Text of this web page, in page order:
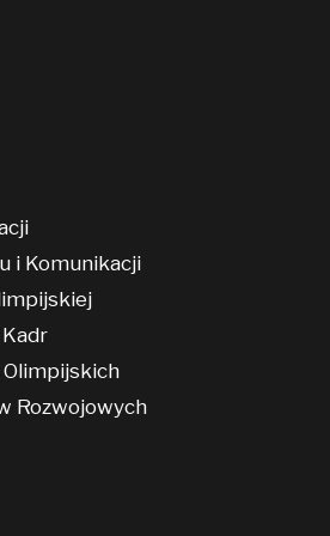
i Komunikacji
Kadr
Olimpijskich
Rozwojowych